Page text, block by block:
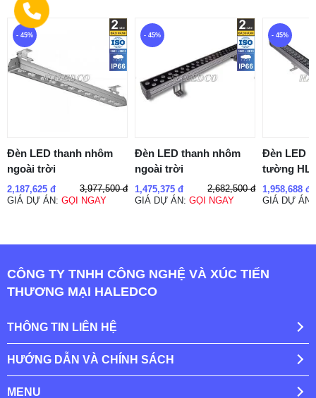
- 45%
Đèn LED thanh nhôm
ngoài trời
2,187,625 đ
3,977,500 đ
GIÁ DỰ ÁN: GỌI NGAY
- 45%
Đèn LED thanh nhôm
ngoài trời
1,475,375 đ
2,682,500 đ
GIÁ DỰ ÁN:GỌI NGAY
- 45%
Đèn LED
tường
1,958,688 đ
GIÁ DỰ
CÔNG TY TNHH CÔNG NGHỆ VÀ XÚC TIẾN
THƯƠNG MẠI HALEDCO
THÔNG TIN LIÊN HỆ
HƯỚNG DẪN VÀ CHÍNH SÁCH
MENU